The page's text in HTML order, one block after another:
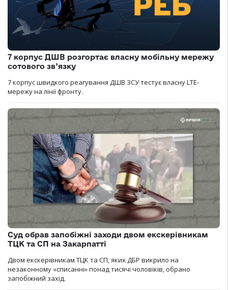
7 корпус ДШВ розгортає власну мобільну мережу
сотового зв’язку
7 корпус швидкого реагування ДШВ ЗСУ тестує власну LTE-
мережу на лінії фронту.
Суд обрав запобіжні заходи двом екскерівникам
ТЦК та СП на Закарпатті
Двом екскерівникам ТЦК та СП, яких ДБР викрило на
незаконному «списанні» понад тисячі чоловіків, обрано
запобіжний захід.